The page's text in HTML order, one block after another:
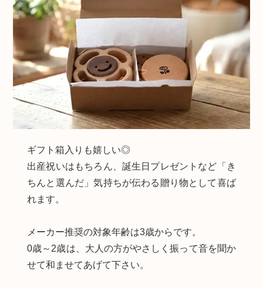
ギフト箱入りも嬉しい◎
出産祝いはもちろん、誕生日プレゼントなど「き
ちんと選んだ」気持ちが伝わる贈り物として喜ば
れます。
メーカー推奨の対象年齢は3歳からです。
0歳～2歳は、大人の方がやさしく振って音を聞か
せて和ませてあげて下さい。